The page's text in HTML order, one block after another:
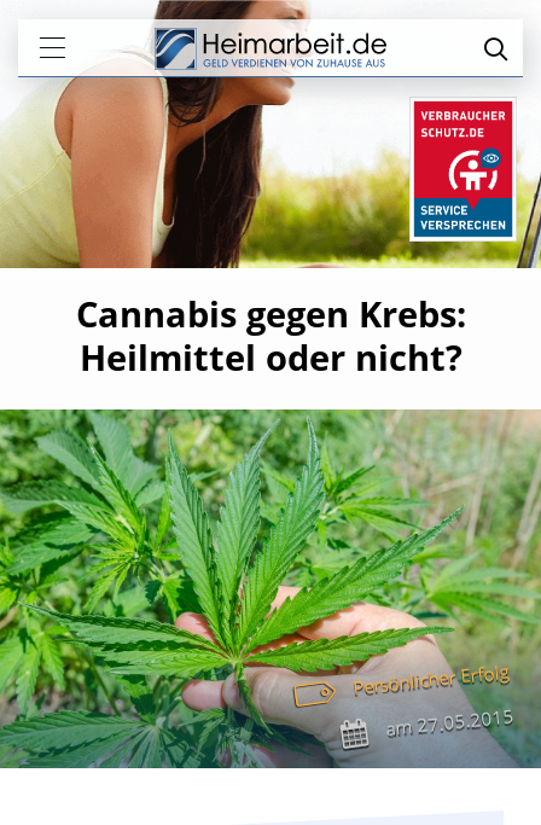
Cannabis gegen Krebs:
Heilmittel oder nicht?
Persönlicher Erfolg
am27.05.2015